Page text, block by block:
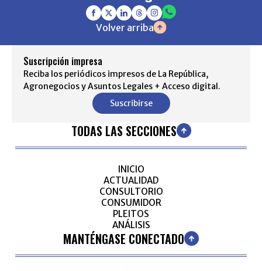
Volver arriba
Suscripción impresa
Reciba los periódicos impresos de La República,
Agronegocios y Asuntos Legales + Acceso digital.
Suscribirse
TODAS LAS SECCIONES
INICIO
ACTUALIDAD
CONSULTORIO
CONSUMIDOR
PLEITOS
ANÁLISIS
MANTÉNGASE CONECTADO